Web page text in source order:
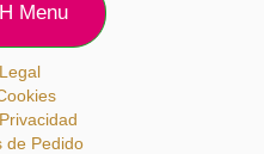
Menu
de Pedido